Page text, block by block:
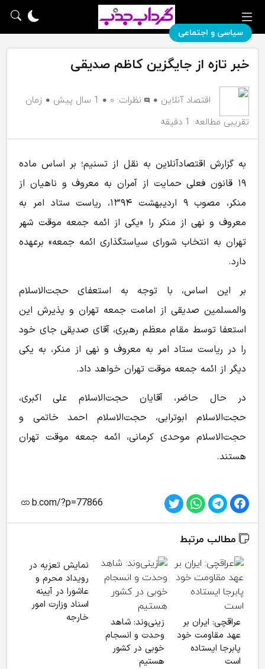
سیاسی و اجتماعی
خبر تازه از جایگزین کاظم صدیقی
اقتصاد آنلاین نظرات: ۰ 1 سال پیش
زمان
تقریبی مطالعه: 1 دقیقه
به گزارش اقتصادآنلاین به نقل از تسنیم؛ بر اساس ماده
۱۹ قانون فعلی حمایت از آمران به معروف و ناهیان از
منکر، مصوب ۹ اردیبهشت ۱۳۹۴، ریاست ستاد امر به
معروف و نهی از منکر را «یکی از ائمه جمعه موقت شهر
تهران به انتخاب شورای سیاستگذاری ائمه جمعه» برعهده
دارد.
بر این اساس، با توجه به استعفای حجت‌الاسلام
والمسلمین صدیقی از امامت جمعه تهران و پذیرش این
استعفا توسط مقام معظم رهبری، آقای صدیقی جای خود
را در ریاست ستاد امر به معروف و نهی از منکر، به یکی
دیگر از ائمه جمعه موقت تهران خواهد داد.
در حال حاضر، آقایان حجت‌الاسلام علی اکبری،
حجت‌الاسلام ابوترابی، حجت‌الاسلام احمد خاتمی و
حجت‌الاسلام موحدی کرمانی، ائمه جمعه موقت تهران
هستند.
مطالب مرتبط
عراقچی: ایران بر
عهد مقاومت خود
پابرجا ایستاده
است
زینی‌وند: شاهد
وحدت و انسجام
خوبی در کشور
هستیم
نمایش تعزیه در
رویداد محرم و
عاشورا در آیینه
اسناد وزارت امور
خارجه